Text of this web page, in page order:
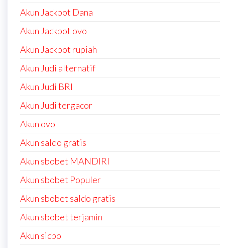
Akun Jackpot Dana
Akun Jackpot ovo
Akun Jackpot rupiah
Akun Judi alternatif
Akun Judi BRI
Akun Judi tergacor
Akun ovo
Akun saldo gratis
Akun sbobet MANDIRI
Akun sbobet Populer
Akun sbobet saldo gratis
Akun sbobet terjamin
Akun sicbo